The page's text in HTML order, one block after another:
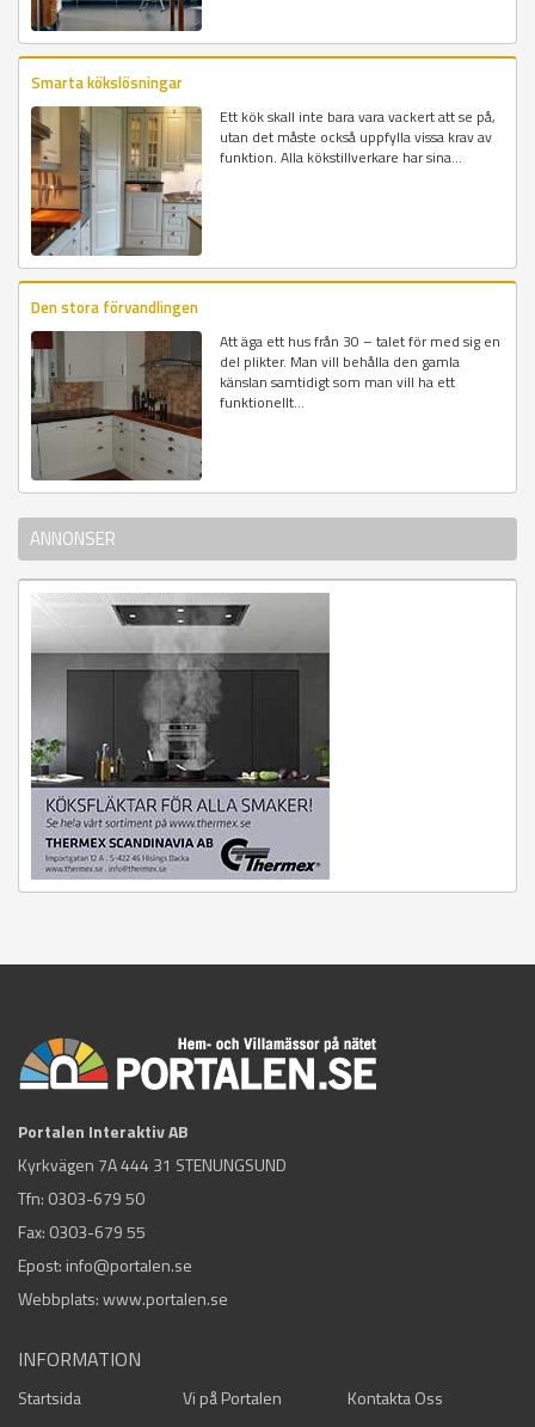
Smarta kökslösningar
Ett kök skall inte bara vara vackert att se på,
utan det måste också uppfylla vissa krav av
funktion. Alla kökstillverkare har sina...
Den stora förvandlingen
Att äga ett hus från 30 – talet för med sig en
del plikter. Man vill behålla den gamla
känslan samtidigt som man vill ha ett
funktionellt...
ANNONSER
Portalen Interaktiv AB
Kyrkvägen 7A 444 31 STENUNGSUND
Tfn: 0303-679 50
Fax: 0303-679 55
Epost: info@portalen.se
Webbplats: www.portalen.se
INFORMATION
Startsida Vi på Portalen
Kontakta Oss